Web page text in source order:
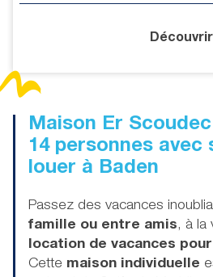
Découvrir
Maison Er
14 personnes avec
louer à Baden
Passez des vacances
famille ou entre amis, à la
location de vacances
Cette maison individuelle